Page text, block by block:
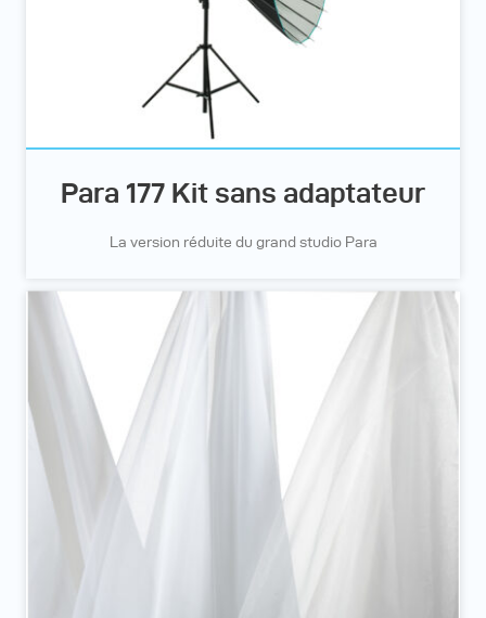
Para 177 Kit sans adaptateur
La version réduite du grand studio Para